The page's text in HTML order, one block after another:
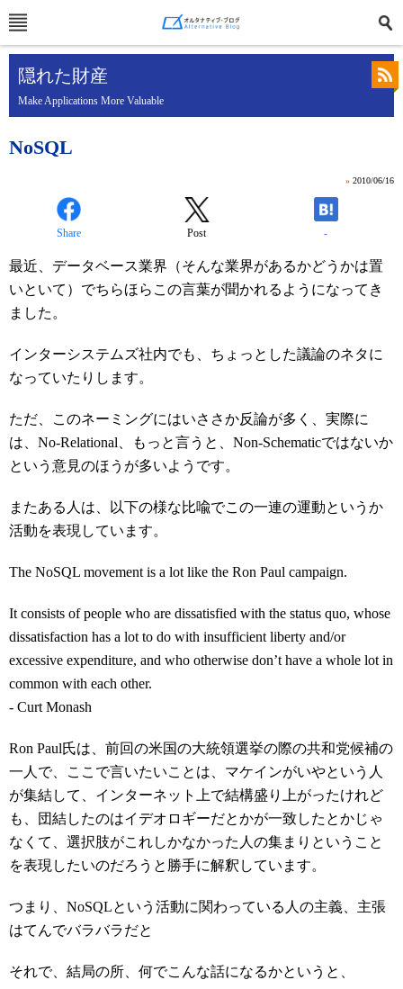
隠れた財産
Make Applications More Valuable
NoSQL
» 2010/06/16
Share Post -
最近、データベース業界（そんな業界があるかどうかは置
いといて）でちらほらこの言葉が聞かれるようになってき
ました。
インターシステムズ社内でも、ちょっとした議論のネタに
なっていたりします。
ただ、このネーミングにはいささか反論が多く、実際に
は、No-Relational、もっと言うと、Non-Schematicではないか
という意見のほうが多いようです。
またある人は、以下の様な比喩でこの一連の運動というか
活動を表現しています。
The NoSQL movement is a lot like the Ron Paul campaign.
It consists of people who are dissatisfied with the status quo, whose
dissatisfaction has a lot to do with insufficient liberty and/or
excessive expenditure, and who otherwise don’t have a whole lot in
common with each other.
- Curt Monash
Ron Paul氏は、前回の米国の大統領選挙の際の共和党候補の
一人で、ここで言いたいことは、マケインがいやという人
が集結して、インターネット上で結構盛り上がったけれど
も、団結したのはイデオロギーだとかが一致したとかじゃ
なくて、選択肢がこれしかなかった人の集まりということ
を表現したいのだろうと勝手に解釈しています。
つまり、NoSQLという活動に関わっている人の主義、主張
はてんでバラバラだと
それで、結局の所、何でこんな話になるかというと、